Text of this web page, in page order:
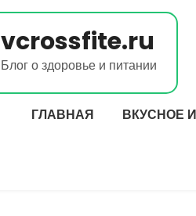
vcrossfite.ru
Блог о здоровье и питании
ГЛАВНАЯ ВКУСНОЕ